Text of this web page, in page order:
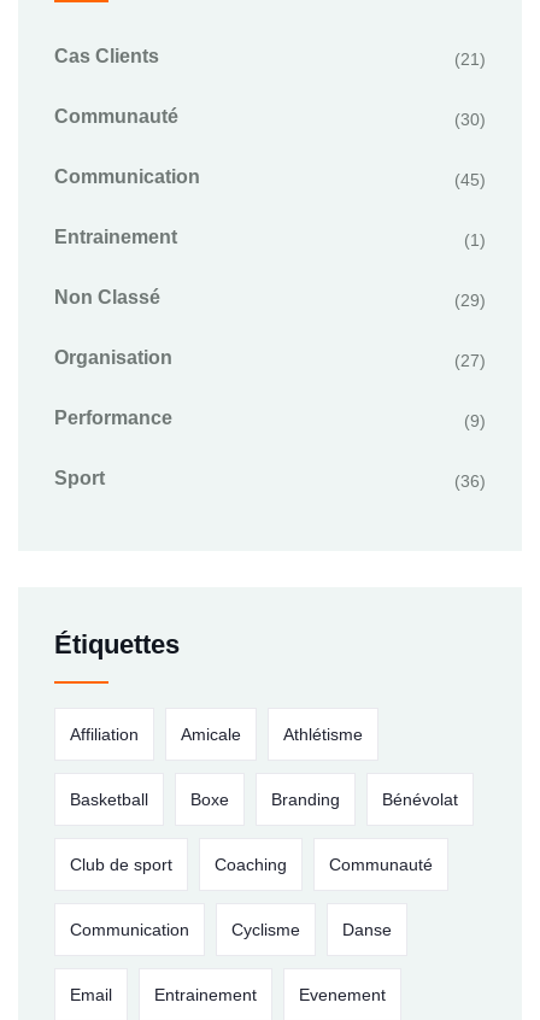
Cas Clients (21)
Communauté (30)
Communication (45)
Entrainement (1)
Non Classé (29)
Organisation (27)
Performance (9)
Sport (36)
Étiquettes
Affiliation Amicale Athlétisme
Basketball Boxe Branding Bénévolat
Club de sport Coaching Communauté
Communication Cyclisme Danse
Email Entrainement Evenement